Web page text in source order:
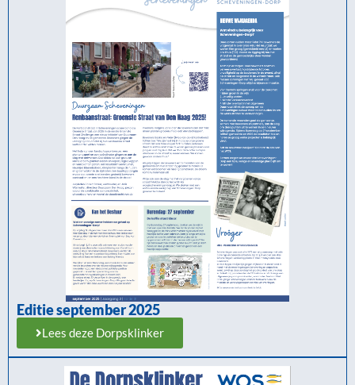
Editie september 2025
Lees deze Dorpsklinker